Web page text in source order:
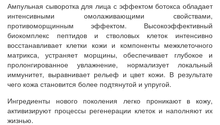
Ампульная сыворотка для лица с эффектом ботокса обладает
интенсивными омолаживающими свойствами,
противоморщинным эффектом. Высокоэффективный
биокомплекс пептидов и стволовых клеток интенсивно
восстанавливает клетки кожи и компоненты межклеточного
матрикса, устраняет морщины, обеспечивает глубокое и
пролонгированное увлажнение, нормализует локальный
иммунитет, выравнивает рельеф и цвет кожи. В результате
чего кожа становится более подтянутой и упругой.
Ингредиенты нового поколения легко проникают в кожу,
активизируют процессы регенерации клеток и наполняют их
жизнью.